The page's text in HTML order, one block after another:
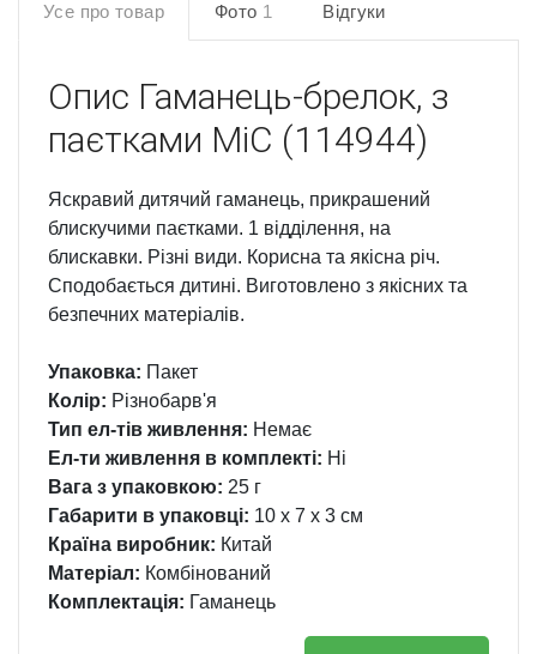
Усе про товар Фото 1 Відгуки
Опис Гаманець-брелок, з
паєтками MiC (114944)
Яскравий дитячий гаманець, прикрашений
блискучими паєтками. 1 відділення, на
блискавки. Різні види. Корисна та якісна річ.
Сподобається дитині. Виготовлено з якісних та
безпечних матеріалів.
Упаковка: Пакет
Колір: Різнобарв'я
Тип ел-тів живлення: Немає
Ел-ти живлення в комплекті: Ні
Вага з упаковкою: 25 г
Габарити в упаковці: 10 x 7 x 3 см
Країна виробник: Китай
Матеріал: Комбінований
Комплектація: Гаманець